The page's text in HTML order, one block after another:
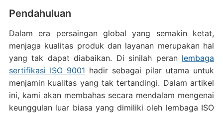
Pendahuluan
Dalam era persaingan global yang semakin ketat,
menjaga kualitas produk dan layanan merupakan hal
yang tak dapat diabaikan. Di sinilah peran lembaga
sertifikasi ISO 9001 hadir sebagai pilar utama untuk
menjamin kualitas yang tak tertandingi. Dalam artikel
ini, kami akan membahas secara mendalam mengenai
keunggulan luar biasa yang dimiliki oleh lembaga ISO